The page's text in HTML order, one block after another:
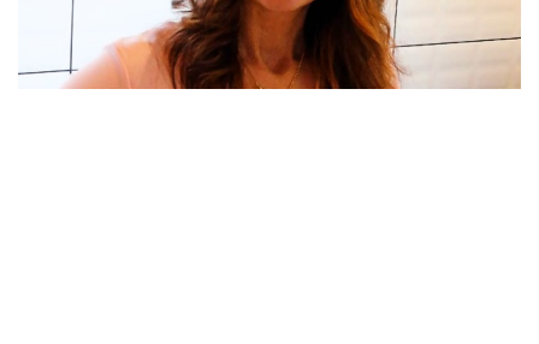
Škola vaření
Recepty z TV